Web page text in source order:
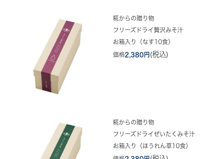
糀からの贈り物
フリーズドライ贅沢みそ汁
お箱入り（なす10食）
価格2,380円 (税込)
糀からの贈り物
フリーズドライぜいたくみそ汁
お箱入り（ほうれん草10食）